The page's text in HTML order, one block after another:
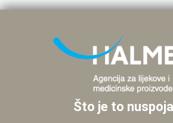
Što je to